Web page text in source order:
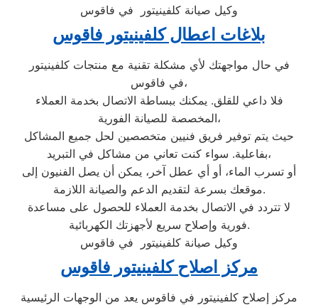
وكيل صيانة كلفينيتور في فاقوس
بلاغات اعطال كلفينيتور فاقوس
في حال مواجهتك لأي مشكلة تقنية مع منتجات كلفينيتور
في فاقوس،
فلا داعي للقلق. يمكنك ببساطة الاتصال بخدمة العملاء
المخصصة للصيانة الفورية،
حيث يتم توفير فريق فنيين متخصصين لحل جميع المشاكل
بفاعلية. سواء كنت تعاني من مشاكل في التبريد،
أو تسرب الماء، أو أي عطل آخر، يمكن أن يصل الفنيون إلى
موقعك بسرعة لتقديم الدعم والصيانة اللازمة.
لا تتردد في الاتصال بخدمة العملاء للحصول على مساعدة
فورية وإصلاح سريع لأجهزتك الكهربائية.
وكيل صيانة كلفينيتور في فاقوس
مركز اصلاح كلفينيتور فاقوس
مركز إصلاح كلفينيتور في فاقوس يعد من الوجهات الرئيسية